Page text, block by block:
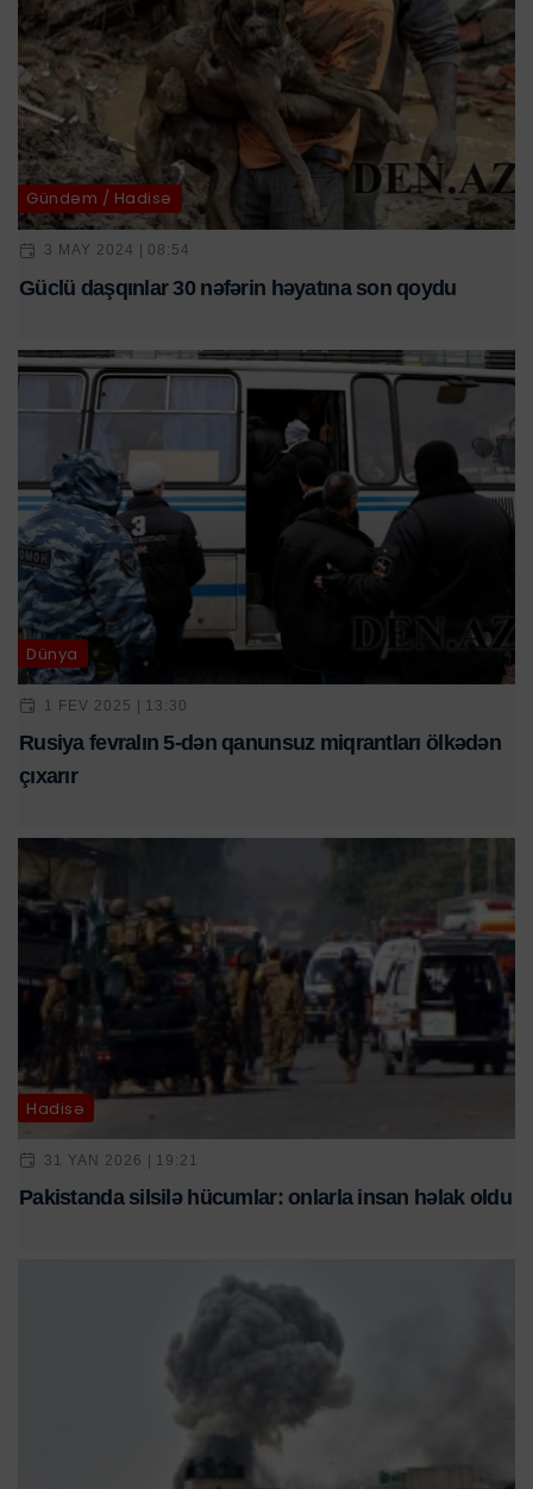
Gündəm / Hadisə
3 MAY 2024 | 08:54
Güclü daşqınlar 30 nəfərin həyatına son qoydu
Dünya
1 FEV 2025 | 13:30
Rusiya fevralın 5-dən qanunsuz miqrantları ölkədən
çıxarır
Hadisə
31 YAN 2026 | 19:21
Pakistanda silsilə hücumlar: onlarla insan həlak oldu